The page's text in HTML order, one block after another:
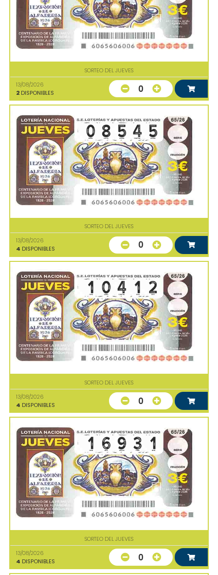
SORTEO DEL JUEVES
13/08/2026
2 DISPONIBLES 0
SORTEO DEL JUEVES
13/08/2026
4 DISPONIBLES 0
SORTEO DEL JUEVES
13/08/2026
4 DISPONIBLES 0
SORTEO DEL JUEVES
13/08/2026
4 DISPONIBLES 0